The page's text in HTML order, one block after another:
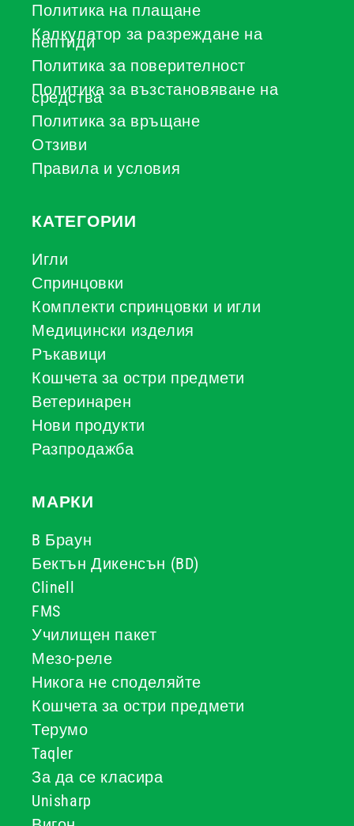
Политика на плащане
Калкулатор за разреждане на
пептиди
Политика за поверителност
Политика за възстановяване на
средства
Политика за връщане
Отзиви
Правила и условия
КАТЕГОРИИ
Игли
Спринцовки
Комплекти спринцовки и игли
Медицински изделия
Ръкавици
Кошчета за остри предмети
Ветеринарен
Нови продукти
Разпродажба
МАРКИ
B Браун
Бектън Дикенсън (BD)
Clinell
FMS
Училищен пакет
Мезо-реле
Никога не споделяйте
Кошчета за остри предмети
Терумо
Taqler
За да се класира
Unisharp